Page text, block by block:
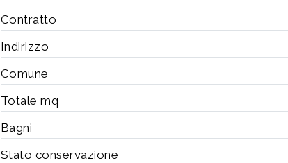
Contratto
Indirizzo
Comune
Totale mq
Bagni
Stato conservazione